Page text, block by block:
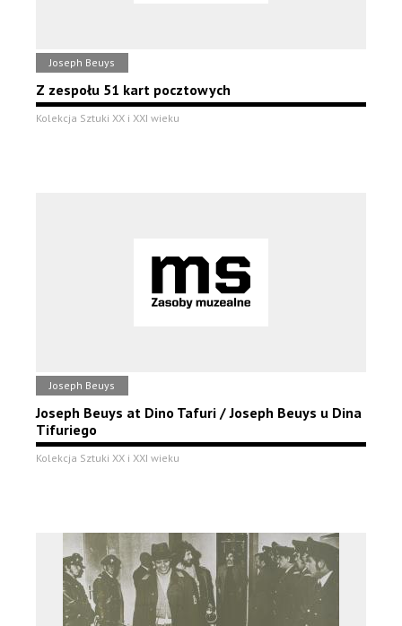
Joseph Beuys
Z zespołu 51 kart pocztowych
Kolekcja Sztuki XX i XXI wieku
Joseph Beuys
Joseph Beuys at Dino Tafuri / Joseph Beuys u Dina
Tifuriego
Kolekcja Sztuki XX i XXI wieku